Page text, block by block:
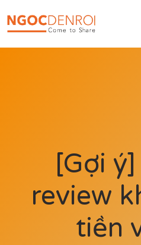
[Gợi
review
tiền